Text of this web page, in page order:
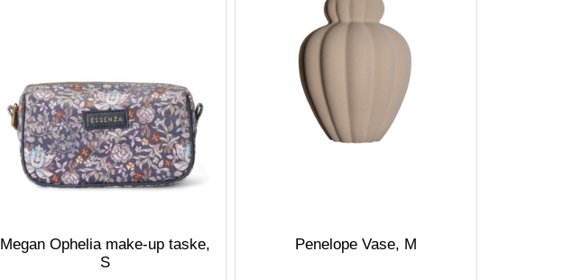
Megan Ophelia make-up taske,
S
Penelope Vase, M